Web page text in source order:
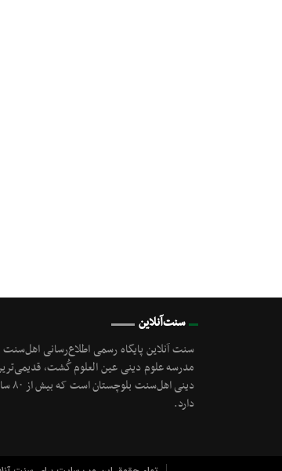
سنت‌آنلاین
سنت آنلاین پایگاه رسمی اطلاع‌رسانی اهل‌سنت
مدرسه علوم دینی عین العلوم گُشت,
دینی
دارد.